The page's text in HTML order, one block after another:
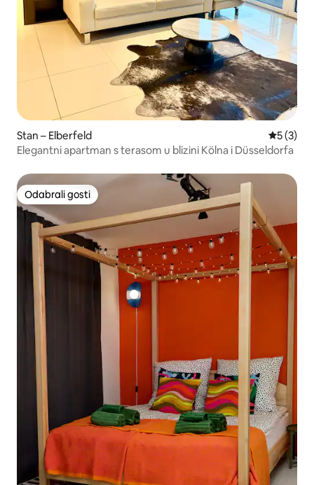
Stan – Elberfeld
5 (3)
Elegantni apartman s terasom u blizini Kölna i Düsseldorfa
Odabrali gosti
Odabrali gosti